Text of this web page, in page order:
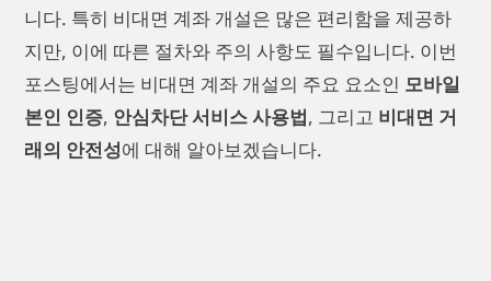
니다. 특히 비대면 계좌 개설은 많은 편리함을 제공하
지만, 이에 따른 절차와 주의 사항도 필수입니다. 이번
포스팅에서는 비대면 계좌 개설의 주요 요소인 모바일
본인 인증, 안심차단 서비스 사용법, 그리고 비대면 거
래의 안전성에 대해 알아보겠습니다.